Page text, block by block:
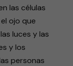
las células
ojo que
luces y las
y los
personas